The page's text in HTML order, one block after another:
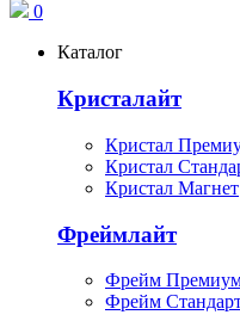
0
Каталог
Кристалайт
Кристал
Кристал
Кристал Магнет
Фреймлайт
Фрейм
Фрейм